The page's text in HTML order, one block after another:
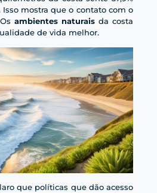
mostra que o contato com o
ambientes naturais da costa
de vida melhor.
que políticas que dão acesso